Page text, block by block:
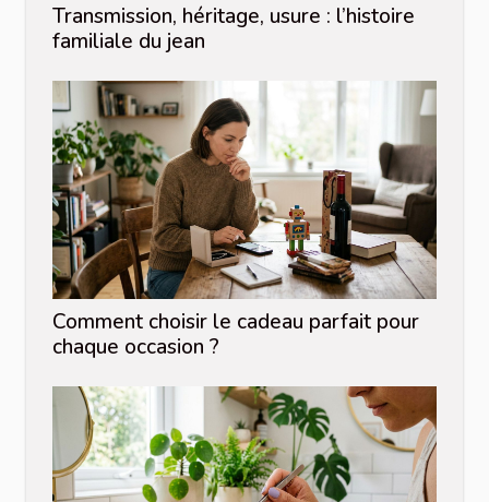
Transmission, héritage, usure : l’histoire
familiale du jean
Comment choisir le cadeau parfait pour
chaque occasion ?